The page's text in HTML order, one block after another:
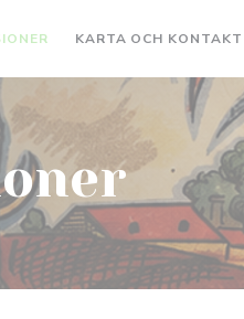
KARTA OCH KONTAKT